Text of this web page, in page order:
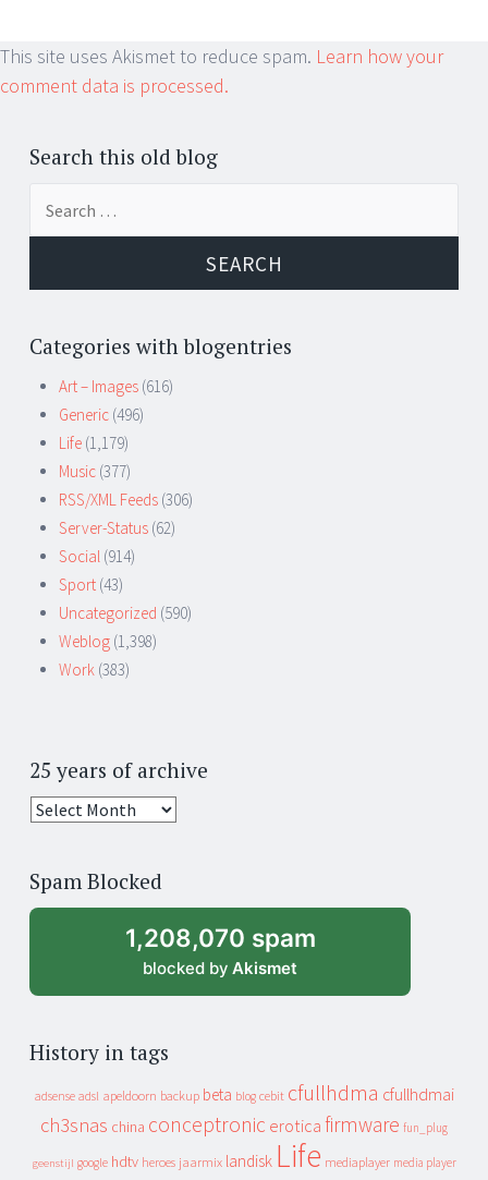
This site uses Akismet to reduce spam. Learn how your
comment data is processed.
Search this old blog
Categories with blogentries
Art – Images (616)
Generic (496)
Life (1,179)
Music (377)
RSS/XML Feeds (306)
Server-Status (62)
Social (914)
Sport (43)
Uncategorized (590)
Weblog (1,398)
Work (383)
25 years of archive
25
archive
Spam Blocked
1,208,070 spam
blocked by Akismet
History in tags
adsense adsl apeldoorn backup beta blog cebit cfullhdma cfullhdmai
ch3snas china conceptronic erotica firmware fun_plug
geenstijl google hdtv heroes jaarmix landisk Life mediaplayer media player